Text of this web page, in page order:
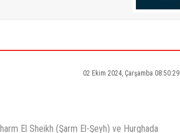
02 Ekim 2024, Çarşamba 08:50:29
El Sheikh (Şarm El-Şeyh) ve Hurghada